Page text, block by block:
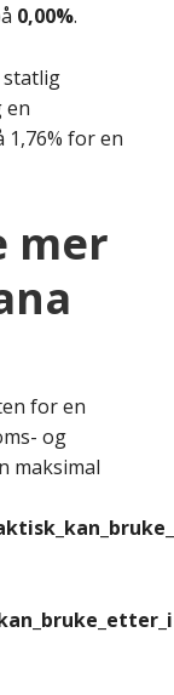
0,00%.
statlig
en
for en
mer
for en
og
maksimal